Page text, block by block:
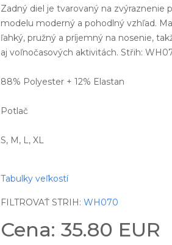
Zadný diel je tvarovaný na zvýraznenie
modelu moderný a pohodlný vzhľad.
ľahký, pružný a príjemný na nosenie,
aj voľnočasových aktivitách. Střih:
88% Polyester + 12% Elastan
Potlač
S, M, L, XL
Tabulky veľkostí
FILTROVAŤ STRIH:WH070
Cena: 35.80 EUR